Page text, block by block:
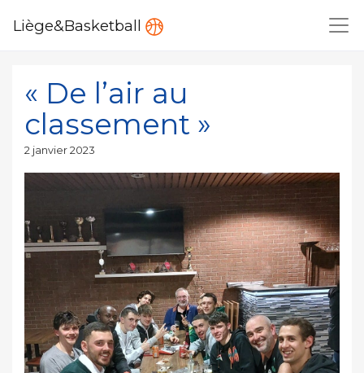
Liège&Basketball
« De l’air au
classement »
Publié
2 janvier 2023